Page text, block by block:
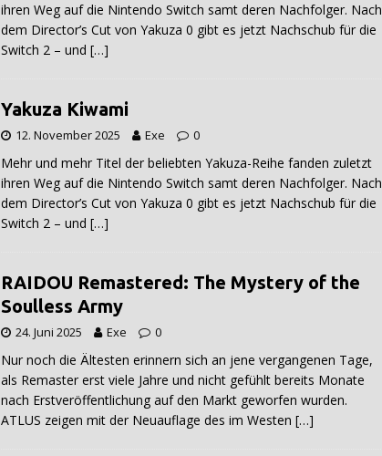
ihren Weg auf die Nintendo Switch samt deren Nachfolger. Nach
dem Director’s Cut von Yakuza 0 gibt es jetzt Nachschub für die
Switch 2 – und […]
Yakuza Kiwami
12. November 2025 Exe 0
Mehr und mehr Titel der beliebten Yakuza-Reihe fanden zuletzt
ihren Weg auf die Nintendo Switch samt deren Nachfolger. Nach
dem Director’s Cut von Yakuza 0 gibt es jetzt Nachschub für die
Switch 2 – und […]
RAIDOU Remastered: The Mystery of the
Soulless Army
24. Juni 2025 Exe 0
Nur noch die Ältesten erinnern sich an jene vergangenen Tage,
als Remaster erst viele Jahre und nicht gefühlt bereits Monate
nach Erstveröffentlichung auf den Markt geworfen wurden.
ATLUS zeigen mit der Neuauflage des im Westen […]